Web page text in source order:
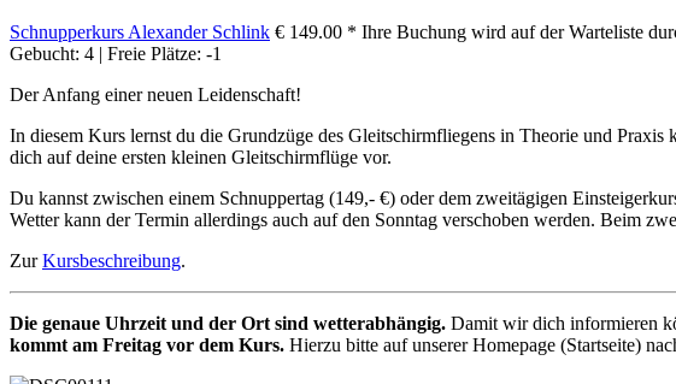
Schnupperkurs Alexander Schlink € 149.00 * Ihre Buchung wird auf der Warteliste
Gebucht: 4 | Freie Plätze: -1
Der Anfang einer neuen Leidenschaft!
In diesem Kurs lernst du die Grundzüge des Gleitschirmfliegens in Theorie und
dich auf deine ersten kleinen Gleitschirmflüge vor.
Du kannst zwischen einem Schnuppertag (149,- €) oder dem zweitägigen
Wetter kann der Termin allerdings auch auf den Sonntag verschoben werden. Beim
ZurKursbeschreibung.
Die genaue Uhrzeit und der Ort sind wetterabhängig. Damit wir dich informieren
kommt am Freitag vor dem Kurs. Hierzu bitte auf unserer Homepage (Startseite)